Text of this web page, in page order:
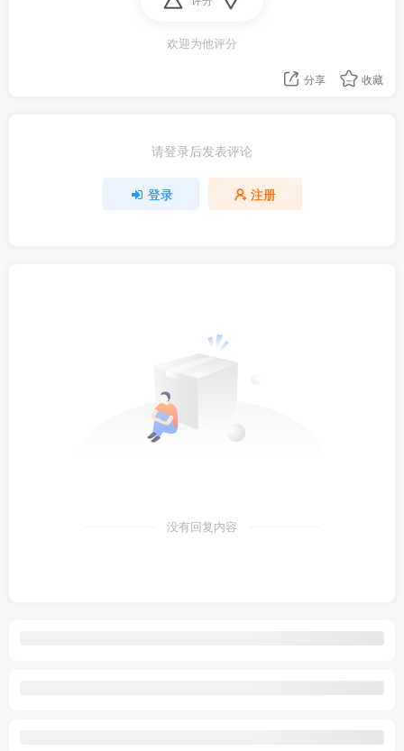
欢迎为他评分
分享 收藏
请登录后发表评论
登录 注册
没有回复内容